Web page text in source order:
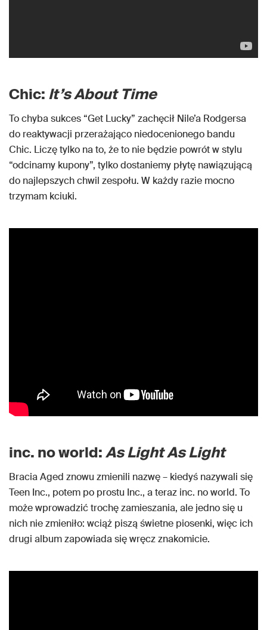
Chic: It’s About Time
To chyba sukces “Get Lucky” zachęcił Nile’a Rodgersa
do reaktywacji przerażająco niedocenionego bandu
Chic. Liczę tylko na to, że to nie będzie powrót w stylu
“odcinamy kupony”, tylko dostaniemy płytę nawiązującą
do najlepszych chwil zespołu. W każdy razie mocno
trzymam kciuki.
inc. no world:As Light As Light
Bracia Aged znowu zmienili nazwę – kiedyś nazywali się
Teen Inc., potem po prostu Inc., a teraz inc. no world. To
może wprowadzić trochę zamieszania, ale jedno się u
nich nie zmieniło: wciąż piszą świetne piosenki, więc ich
drugi album zapowiada się wręcz znakomicie.